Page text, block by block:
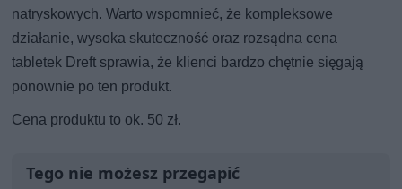
natryskowych. Warto wspomnieć, że kompleksowe
działanie, wysoka skuteczność oraz rozsądna cena
tabletek Dreft sprawia, że klienci bardzo chętnie sięgają
ponownie po ten produkt.
Cena produktu to ok. 50 zł.
Tego nie możesz przegapić